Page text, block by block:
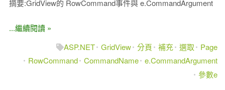
摘要:GridView的 RowCommand事件與 e.CommandArgument
...繼續閱讀 »
ASP.NET GridView 分頁 補充 選取
Page
RowCommand CommandName e.CommandArgument
參數e